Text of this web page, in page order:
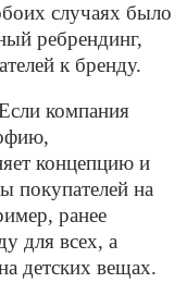
случаях было
ребрендинг,
к бренду.
компания
концепцию и
покупателей на
ранее
для всех, а
детских вещах.